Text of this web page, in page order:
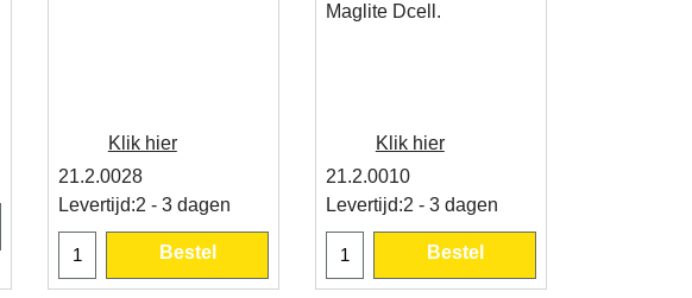
Klik hier
21.2.0028
Levertijd:2 - 3 dagen
Bestel
Maglite Dcell.
Klik hier
21.2.0010
Levertijd:2 - 3 dagen
Bestel